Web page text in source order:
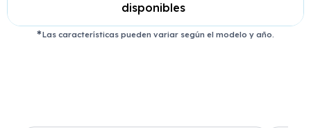
disponibles
Las características pueden variar según el modelo y año.